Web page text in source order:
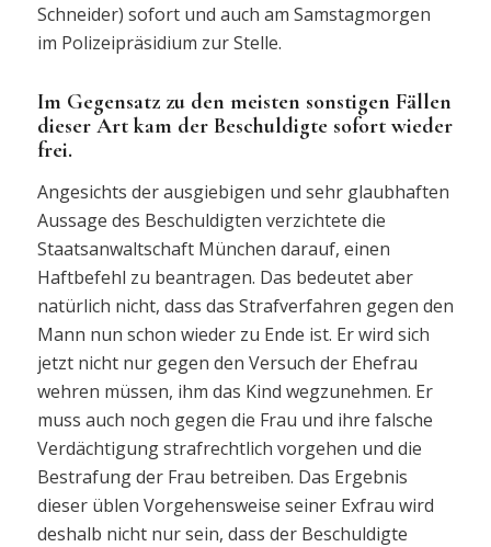
Schneider) sofort und auch am Samstagmorgen
im Polizeipräsidium zur Stelle.
Im Gegensatz zu den meisten sonstigen Fällen
dieser Art kam der Beschuldigte sofort wieder
frei.
Angesichts der ausgiebigen und sehr glaubhaften
Aussage des Beschuldigten verzichtete die
Staatsanwaltschaft München darauf, einen
Haftbefehl zu beantragen. Das bedeutet aber
natürlich nicht, dass das Strafverfahren gegen den
Mann nun schon wieder zu Ende ist. Er wird sich
jetzt nicht nur gegen den Versuch der Ehefrau
wehren müssen, ihm das Kind wegzunehmen. Er
muss auch noch gegen die Frau und ihre falsche
Verdächtigung strafrechtlich vorgehen und die
Bestrafung der Frau betreiben. Das Ergebnis
dieser üblen Vorgehensweise seiner Exfrau wird
deshalb nicht nur sein, dass der Beschuldigte